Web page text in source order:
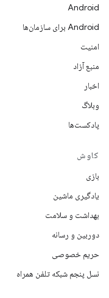
Android
Android برای سازمان‌ها
امنیت
منبع آزاد
اخبار
وبلاگ
پادکست‌ها
کاوش
بازی
یادگیری ماشین
بهداشت و سلامت
دوربین و رسانه
حریم خصوصی
نسل پنجم شبکه تلفن همراه